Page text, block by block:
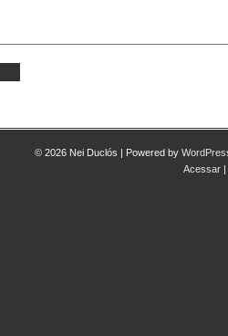
© 2026 Nei Duclós | Powered by
Acessar